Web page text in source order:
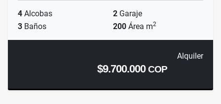
4 Alcobas 2 Garaje
3 Baños 200 Área m2
Alquiler
$9.700.000COP